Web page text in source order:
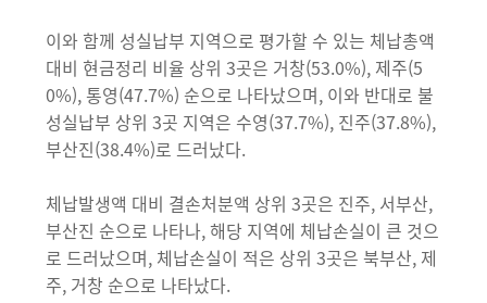
이와 함께 성실납부 지역으로 평가할 수 있는 체납총액
대비 현금정리 비율 상위 3곳은 거창(53.0%), 제주(5
0%), 통영(47.7%) 순으로 나타났으며, 이와 반대로 불
성실납부 상위 3곳 지역은 수영(37.7%), 진주(37.8%),
부산진(38.4%)로 드러났다.
체납발생액 대비 결손처분액 상위 3곳은 진주, 서부산,
부산진 순으로 나타나, 해당 지역에 체납손실이 큰 것으
로 드러났으며, 체납손실이 적은 상위 3곳은 북부산, 제
주, 거창 순으로 나타났다.